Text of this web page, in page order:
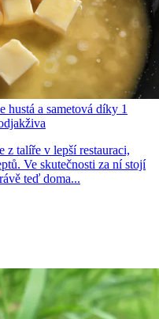
hustá a sametová díky 1
z talíře v lepší restauraci,
Ve skutečnosti za ní stojí
teď doma...